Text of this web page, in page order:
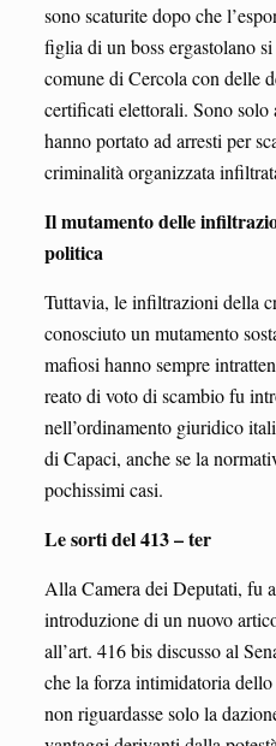
sono scaturite dopo che
figlia di un boss ergastolano si
comune di Cercola con delle
certificati elettorali. Sono
hanno portato ad arresti per
criminalità organizzata
Il mutamento delle
politica
Tuttavia, le infiltrazioni della
conosciuto un mutamento
mafiosi hanno sempre
reato di voto di scambio fu
nell’ordinamento giuridico
di Capaci, anche se la
pochissimi casi.
Le sorti del 413 – ter
Alla Camera dei Deputati, fu
introduzione di un nuovo
all’art. 416 bis discusso al
che la forza intimidatoria
non riguardasse solo la